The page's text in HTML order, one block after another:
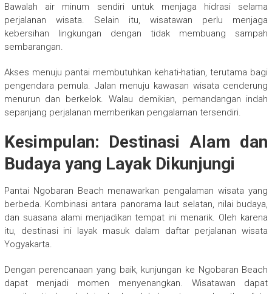
Bawalah air minum sendiri untuk menjaga hidrasi selama
perjalanan wisata. Selain itu, wisatawan perlu menjaga
kebersihan lingkungan dengan tidak membuang sampah
sembarangan.
Akses menuju pantai membutuhkan kehati-hatian, terutama bagi
pengendara pemula. Jalan menuju kawasan wisata cenderung
menurun dan berkelok. Walau demikian, pemandangan indah
sepanjang perjalanan memberikan pengalaman tersendiri.
Kesimpulan: Destinasi Alam dan
Budaya yang Layak Dikunjungi
Pantai Ngobaran Beach menawarkan pengalaman wisata yang
berbeda. Kombinasi antara panorama laut selatan, nilai budaya,
dan suasana alami menjadikan tempat ini menarik. Oleh karena
itu, destinasi ini layak masuk dalam daftar perjalanan wisata
Yogyakarta.
Dengan perencanaan yang baik, kunjungan ke Ngobaran Beach
dapat menjadi momen menyenangkan. Wisatawan dapat